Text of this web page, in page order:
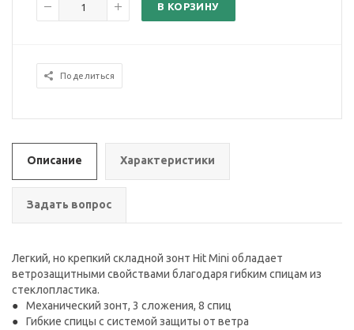
В КОРЗИНУ
Поделиться
Описание Характеристики
Задать вопрос
Легкий, но крепкий складной зонт Hit Mini обладает
ветрозащитными свойствами благодаря гибким спицам из
стеклопластика.
Механический зонт, 3 сложения, 8 спиц
Гибкие спицы с системой защиты от ветра